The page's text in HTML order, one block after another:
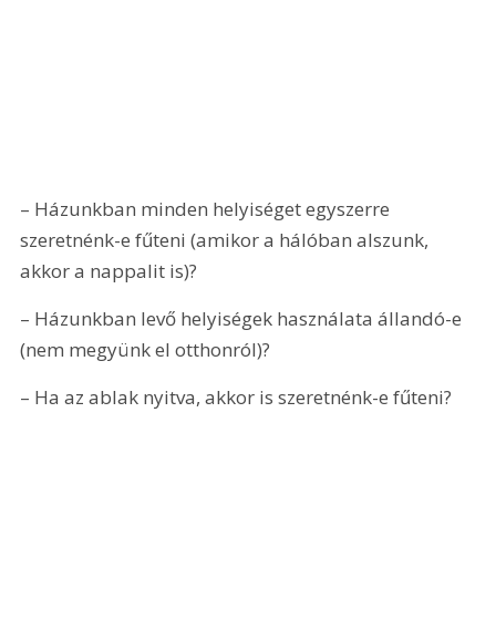
– Házunkban minden helyiséget egyszerre
szeretnénk-e fűteni (amikor a háló­ban alszunk,
akkor a nappalit is)?
– Házunkban levő helyiségek használata állandó-e
(nem megyünk el otthonról)?
– Ha az ablak nyitva, akkor is szeretnénk-e fűteni?